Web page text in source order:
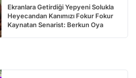
Ekranlara Getirdiği Yepyeni Solukla
Heyecandan Kanımızı Fokur Fokur
Kaynatan Senarist: Berkun Oya